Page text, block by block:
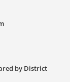
by District